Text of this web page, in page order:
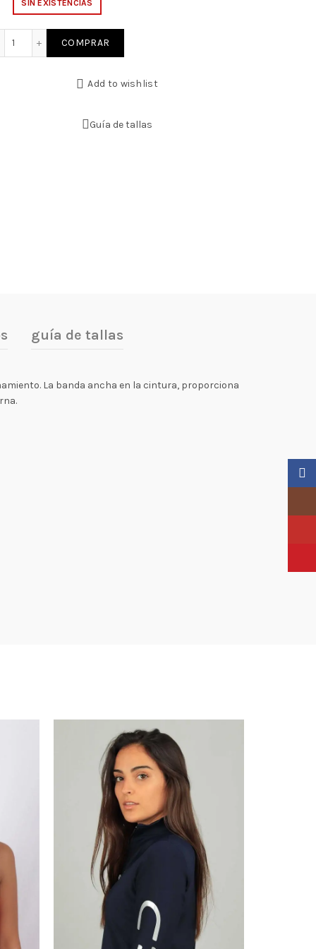
SIN EXISTENCIAS
COMPRAR
Add to wishlist
Guía de tallas
guía de tallas
La banda ancha en la cintura, proporciona